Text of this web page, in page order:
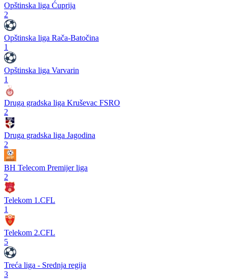
Opštinska liga Ćuprija
2
Opštinska liga Rača-Batočina
1
Opštinska liga Varvarin
1
Druga gradska liga Kruševac FSRO
2
Druga gradska liga Jagodina
2
BH Telecom Premijer liga
2
Telekom 1.CFL
1
Telekom 2.CFL
5
Treća liga - Srednja regija
3